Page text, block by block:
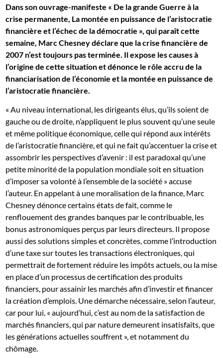
Dans son ouvrage-­manifeste « De la grande Guerre à la
crise permanente, La montée en puissance de l’aristocratie
financière et l’échec de la démocratie », qui paraît cette
semaine, Marc Chesney déclare que la crise financière de
2007 n’est toujours pas terminée. Il expose les causes à
l’origine de cette situation et dénonce le rôle accru de la
financiarisation de l’économie et la montée en puissance de
l’aristocratie financière.
« Au niveau international, les dirigeants élus, qu’ils soient de
gauche ou de droite, n’appliquent le plus souvent qu’une seule
et même politique économique, celle qui répond aux intérêts
de l’aristocratie financière, et qui ne fait qu’accentuer la crise et
assombrir les perspectives d’avenir : il est paradoxal qu’une
petite minorité de la population mondiale soit en situation
d’imposer sa volonté à l’ensemble de la société » accuse
l’auteur. En appelant à une moralisation de la finance, Marc
Chesney dénonce certains états de fait, comme le
renflouement des grandes banques par le contribuable, les
bonus astronomiques perçus par leurs directeurs. Il propose
aussi des solutions simples et concrètes, comme l’introduction
d’une taxe sur toutes les transactions électroniques, qui
permettrait de fortement réduire les impôts actuels, ou la mise
en place d’un processus de certification des produits
financiers, pour assainir les marchés afin d’investir et financer
la création d’emplois. Une démarche nécessaire, selon l’auteur,
car pour lui, « aujourd’hui, c’est au nom de la satisfaction de
marchés financiers, qui par nature demeurent insatisfaits, que
les générations actuelles souffrent », et notamment du
chômage.